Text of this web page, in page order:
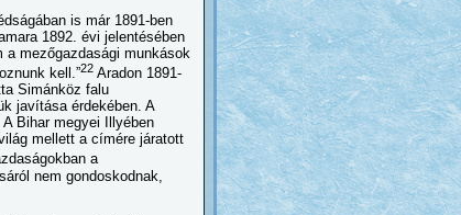
is már 1891-ben
1892. évi jelentésében
a mezőgazdasági munkások
kell.”22 Aradon 1891-
Simánköz falu
javítása érdekében. A
Bihar megyei Illyében
mellett a címére járatott
a
nem gondoskodnak,